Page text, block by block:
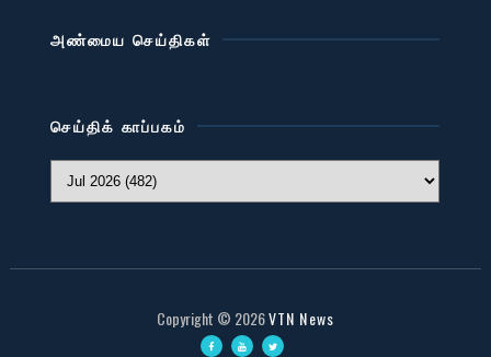
அண்மைய செய்திகள்
செய்திக் காப்பகம்
Copyright © 2026VTN News